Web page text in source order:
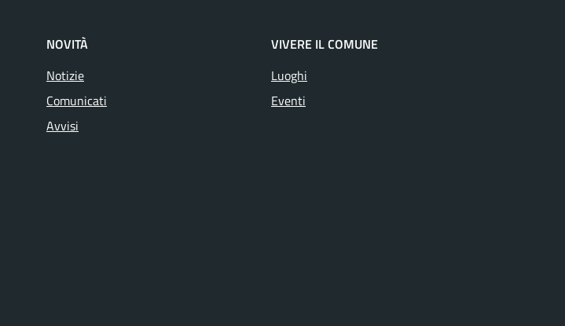
NOVITÀ
Notizie
Comunicati
Avvisi
VIVERE IL COMUNE
Luoghi
Eventi